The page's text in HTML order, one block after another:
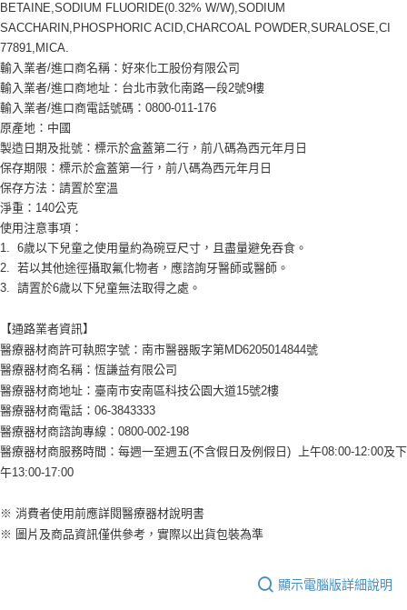
BETAINE,SODIUM FLUORIDE(0.32% W/W),SODIUM
SACCHARIN,PHOSPHORIC ACID,CHARCOAL POWDER,SURALOSE,CI
77891,MICA.
輸入業者/進口商名稱：好來化工股份有限公司
輸入業者/進口商地址：台北市敦化南路一段2號9樓
輸入業者/進口商電話號碼：0800-011-176
原產地：中國
製造日期及批號：標示於盒蓋第二行，前八碼為西元年月日
保存期限：標示於盒蓋第一行，前八碼為西元年月日
保存方法：請置於室溫
淨重：140公克
使用注意事項：
1. 6歲以下兒童之使用量約為碗豆尺寸，且盡量避免吞食。
2. 若以其他途徑攝取氟化物者，應諮詢牙醫師或醫師。
3. 請置於6歲以下兒童無法取得之處。
【通路業者資訊】
醫療器材商許可執照字號：南市醫器販字第MD6205014844號
醫療器材商名稱：恆謙益有限公司
醫療器材商地址：臺南市安南區科技公園大道15號2樓
醫療器材商電話：06-3843333
醫療器材商諮詢專線：0800-002-198
醫療器材商服務時間：每週一至週五(不含假日及例假日) 上午08:00-12:00及下
午13:00-17:00
※ 消費者使用前應詳閱醫療器材說明書
※ 圖片及商品資訊僅供參考，實際以出貨包裝為準
顯示電腦版詳細說明